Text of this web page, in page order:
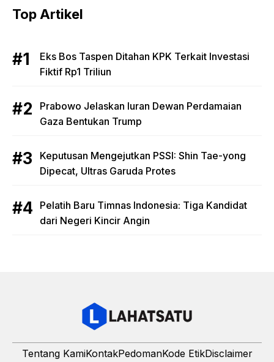
Top Artikel
Eks Bos Taspen Ditahan KPK Terkait Investasi
Fiktif Rp1 Triliun
Prabowo Jelaskan Iuran Dewan Perdamaian
Gaza Bentukan Trump
Keputusan Mengejutkan PSSI: Shin Tae-yong
Dipecat, Ultras Garuda Protes
Pelatih Baru Timnas Indonesia: Tiga Kandidat
dari Negeri Kincir Angin
Tentang KamiKontakPedomanKode EtikDisclaimer